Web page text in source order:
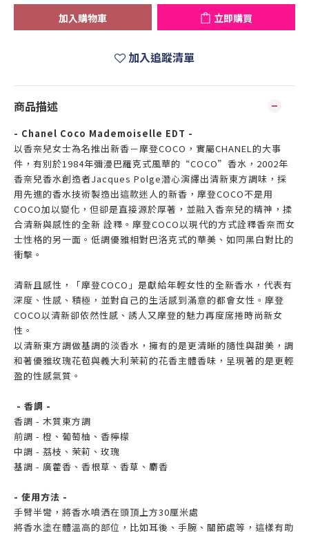
加入購物車 立即購買
加入追蹤清單
商品描述
- Chanel Coco Mademoiselle EDT -
以香奈兒女士為名推出新香－摩登COCO，實屬CHANEL的大事
件，有別於1984年彌漫巴羅克式風華的“COCO”香水，2002年
香奈兒香水創造者Jacques Polge潛心演繹出清新東方調味，採
用先進的香水技術製造出這款迷人的新香，摩登COCO不是用
COCO加以變化，但卻是直接源於厚著，並融入香奈兒的精神，揉
合清新與感性的全新 詮釋。摩登COCO以現代的方式詮釋香奈而女
士性格的另一面。低調優雅相對巴洛克式的華美、如同黑白對比的
衝擊。
清新且感性，「摩登COCO」是獻給年輕女性的全新香水，代表有
深度、性感、積極，並對自己的生活感到滿意的都會女性。摩登
COCO以清新卻依然性感、誘人又摩登的魅力再度席捲時尚新女
性。
以清新東方調做基調的淡香水，擁有的是更清晰的隨性與甜美，調
和著優雅玫瑰花苞與義大利茉莉的花香主體香味，呈現著的是更輕
盈的性感氣質。
- 香調 -
香調 - 木質東方調
前調 - 橙、葡萄柚、香檸檬
中調 - 荔枝、茉莉、玫瑰
基調 - 廣藿香、香根草、香草、麝香
- 使用方法 -
手臂半彎，將香水噴洒在頭頂上方30厘米處
將香水塗在體溫高的部位，比如耳後、手腕、關節處等，這樣有助